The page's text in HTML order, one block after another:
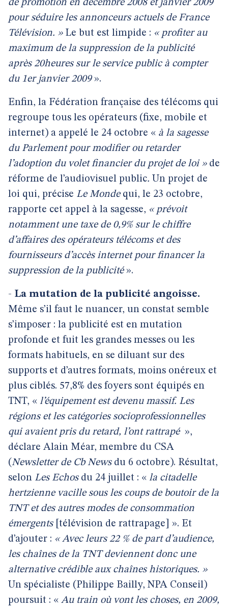
de promotion en décembre 2008 et janvier 2009
pour séduire les annonceurs actuels de France
Télévision. » Le but est limpide : « profiter au
maximum de la suppression de la publicité
après 20heures sur le service public à compter
du 1er janvier 2009».
Enfin, la Fédération française des télécoms qui
regroupe tous les opérateurs (fixe, mobile et
internet) a appelé le 24 octobre « à la sagesse
du Parlement pour modifier ou retarder
l’adoption du volet financier du projet de loi » de
réforme de l’audiovisuel public. Un projet de
loi qui, précise Le Monde qui, le 23 octobre,
rapporte cet appel à la sagesse, « prévoit
notamment une taxe de 0,9% sur le chiffre
d’affaires des opérateurs télécoms et des
fournisseurs d’accès internet pour financer la
suppression de la publicité».
- La mutation de la publicité angoisse.
Même s’il faut le nuancer, un constat semble
s’imposer : la publicité est en mutation
profonde et fuit les grandes messes ou les
formats habituels, en se diluant sur des
supports et d’autres formats, moins onéreux et
plus ciblés. 57,8% des foyers sont équipés en
TNT, « l’équipement est devenu massif. Les
régions et les catégories socioprofessionnelles
qui avaient pris du retard, l’ont rattrapé »,
déclare Alain Méar, membre du CSA
(Newsletter de Cb Newsdu 6 octobre). Résultat,
selon Les Echosdu 24 juillet : « la citadelle
hertzienne vacille sous les coups de boutoir de la
TNT et des autres modes de consommation
émergents[télévision de rattrapage] ». Et
d’ajouter : « Avec leurs 22 % de part d’audience,
les chaînes de la TNT deviennent donc une
alternative crédible aux chaînes historiques. »
Un spécialiste (Philippe Bailly, NPA Conseil)
poursuit : « Au train où vont les choses, en 2009,